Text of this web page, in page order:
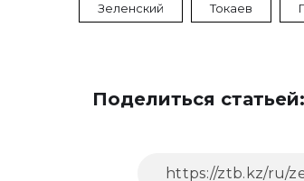
Зеленский Токаев
Поделиться статьей: